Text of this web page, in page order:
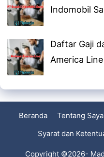
Indomobil
Daftar Gaji
America
Beranda Tentang Saya
Syarat dan
Copyright ©2026-